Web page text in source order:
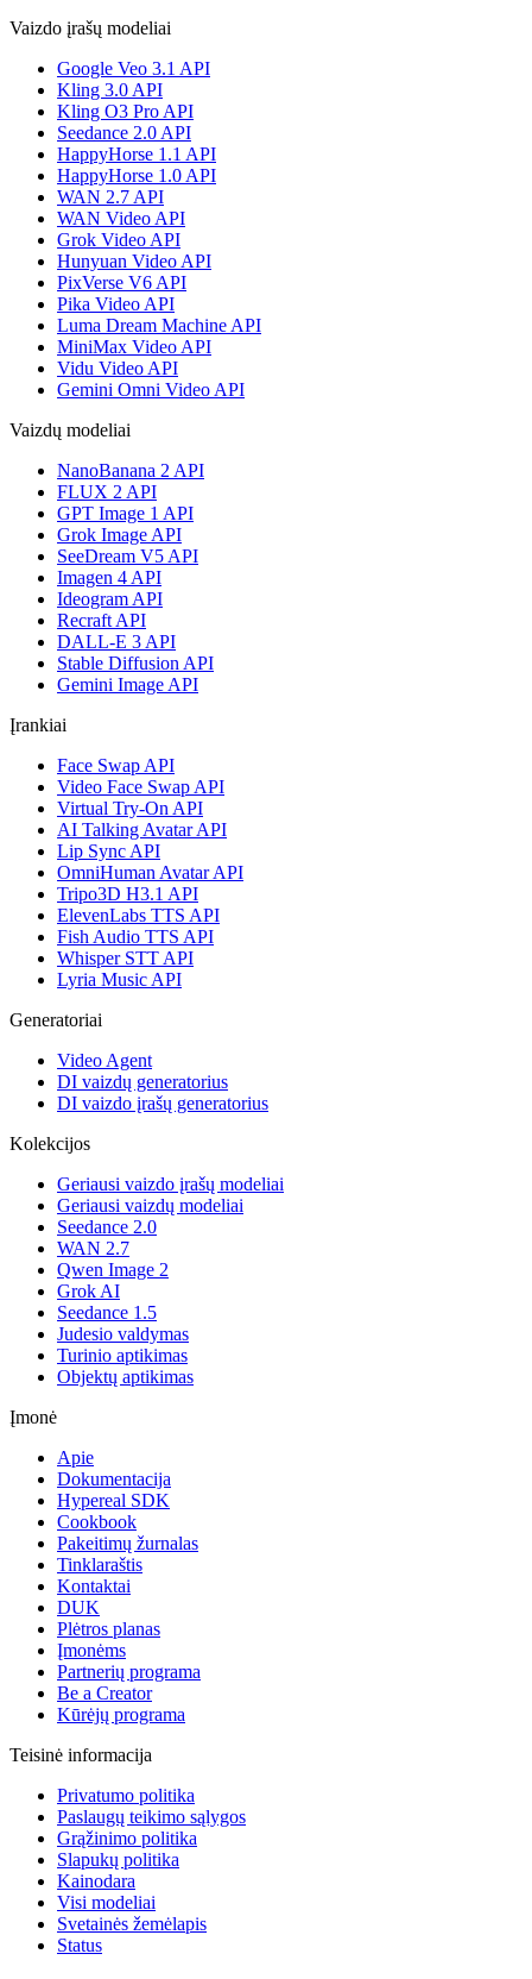
Vaizdo įrašų modeliai
Google Veo 3.1 API
Kling 3.0 API
Kling O3 Pro API
Seedance 2.0 API
HappyHorse 1.1 API
HappyHorse 1.0 API
WAN 2.7 API
WAN Video API
Grok Video API
Hunyuan Video API
PixVerse V6 API
Pika Video API
Luma Dream Machine API
MiniMax Video API
Vidu Video API
Gemini Omni Video API
Vaizdų modeliai
NanoBanana 2 API
FLUX 2 API
GPT Image 1 API
Grok Image API
SeeDream V5 API
Imagen 4 API
Ideogram API
Recraft API
DALL-E 3 API
Stable Diffusion API
Gemini Image API
Įrankiai
Face Swap API
Video Face Swap API
Virtual Try-On API
AI Talking Avatar API
Lip Sync API
OmniHuman Avatar API
Tripo3D H3.1 API
ElevenLabs TTS API
Fish Audio TTS API
Whisper STT API
Lyria Music API
Generatoriai
Video Agent
DI vaizdų generatorius
DI vaizdo įrašų generatorius
Kolekcijos
Geriausi vaizdo įrašų modeliai
Geriausi vaizdų modeliai
Seedance 2.0
WAN 2.7
Qwen Image 2
Grok AI
Seedance 1.5
Judesio valdymas
Turinio aptikimas
Objektų aptikimas
Įmonė
Apie
Dokumentacija
Hypereal SDK
Cookbook
Pakeitimų žurnalas
Tinklaraštis
Kontaktai
DUK
Plėtros planas
Įmonėms
Partnerių programa
Be a Creator
Kūrėjų programa
Teisinė informacija
Privatumo politika
Paslaugų teikimo sąlygos
Grąžinimo politika
Slapukų politika
Kainodara
Visi modeliai
Svetainės žemėlapis
Status